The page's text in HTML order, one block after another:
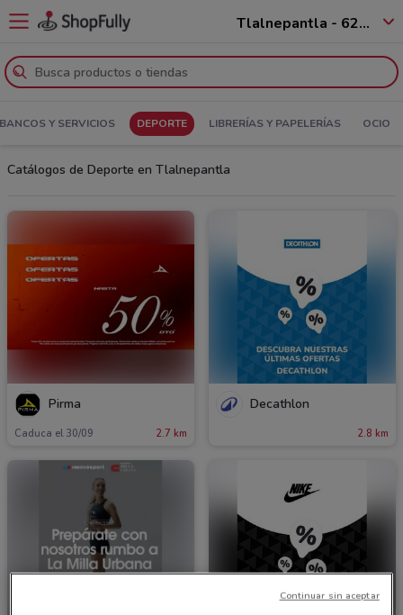
Tlalnepantla - 62536
BANCOS Y SERVICIOS DEPORTE LIBRERÍAS Y PAPELERÍAS OCIO
Catálogos de Deporte en Tlalnepantla
Pirma
Caduca el 30/09 2.7 km
Decathlon
2.8 km
Continuar sin aceptar